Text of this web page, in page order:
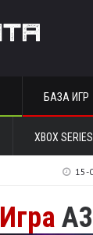
БАЗА ИГР
XBOX
15-
Игра